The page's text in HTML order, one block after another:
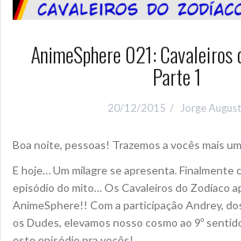
AnimeSphere 021: Cavaleiros
Parte 1
20/12/2015 Jorge
Boa noite, pessoas! Trazemos a vocês mais
E hoje… Um milagre se apresenta. Finalmente
episódio do mito… Os Cavaleiros do Zodíaco
AnimeSphere!! Com a participação Andrey,
os Dudes, elevamos nosso cosmo ao 9º